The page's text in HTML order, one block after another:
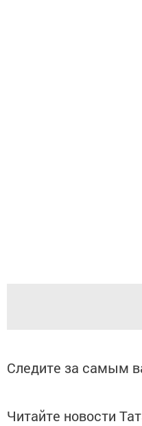
Следите за самым
Читайте новости